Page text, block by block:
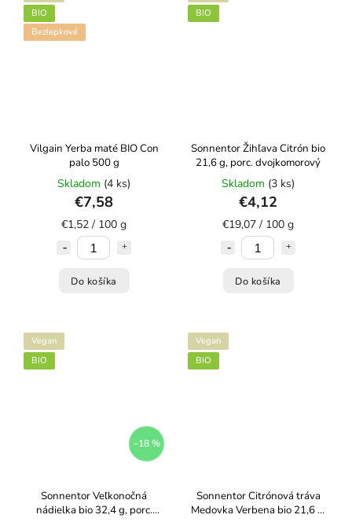
BIO
Bezlepkové
Vilgain Yerba maté BIO Con
palo 500 g
Skladom (4 ks)
€7,58
€1,52 / 100 g
Do košíka
BIO
Sonnentor Žihľava Citrón bio
21,6 g, porc. dvojkomorový
Skladom (3 ks)
€4,12
€19,07 / 100 g
Do košíka
Vegan
BIO
–18 %
Sonnentor Veľkonočná
nádielka bio 32,4 g, porc.
Vegan
BIO
Sonnentor Citrónová tráva
Medovka Verbena bio 21,6 g,